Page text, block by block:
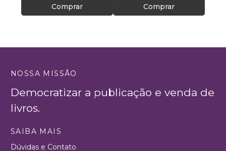
Comprar Comprar
NOSSA MISSÃO
Democratizar a publicação e venda de
livros.
SAIBA MAIS
Dúvidas e Contato